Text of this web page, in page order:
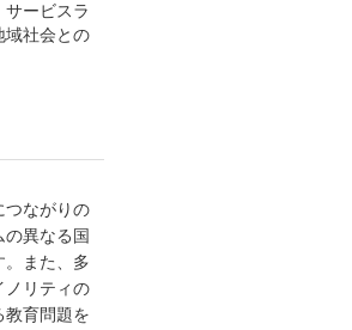
ービスラ
域社会との
つながりの
異なる国
。また、多
ノリティの
教育問題を